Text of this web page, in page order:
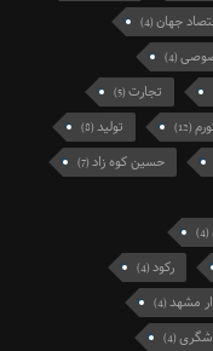
جهان(4)
(4)
تجارت(5)
(12) تولید(8)
حسین کوه زاد(7)
(4)
رکود(4)
مشهد(4)
(4)